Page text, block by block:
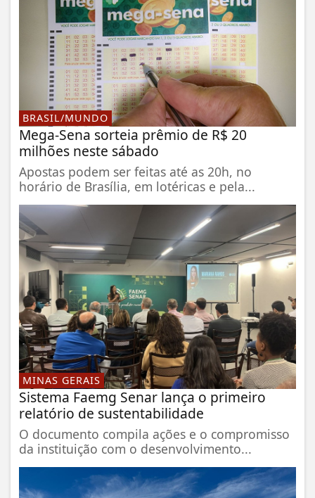
BRASIL/MUNDO
Mega-Sena sorteia prêmio de R$ 20
milhões neste sábado
Apostas podem ser feitas até as 20h, no
horário de Brasília, em lotéricas e pela...
MINAS GERAIS
Sistema Faemg Senar lança o primeiro
relatório de sustentabilidade
O documento compila ações e o compromisso
da instituição com o desenvolvimento...